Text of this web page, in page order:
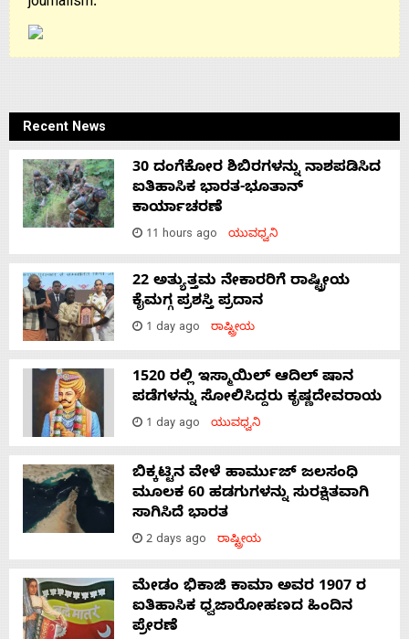
Recent News
30 ದಂಗೆಕೋರ ಶಿಬಿರಗಳನ್ನು ನಾಶಪಡಿಸಿದ
ಐತಿಹಾಸಿಕ ಭಾರತ-ಭೂತಾನ್
ಕಾರ್ಯಾಚರಣೆ
11 hours ago ಯುವಧ್ವನಿ
22 ಅತ್ಯುತ್ತಮ ನೇಕಾರರಿಗೆ ರಾಷ್ಟ್ರೀಯ
ಕೈಮಗ್ಗ ಪ್ರಶಸ್ತಿ ಪ್ರದಾನ
1 day ago ರಾಷ್ಟ್ರೀಯ
1520 ರಲ್ಲಿ ಇಸ್ಮಾಯಿಲ್ ಆದಿಲ್ ಷಾನ
ಪಡೆಗಳನ್ನು ಸೋಲಿಸಿದ್ದರು ಕೃಷ್ಣದೇವರಾಯ
1 day ago ಯುವಧ್ವನಿ
ಬಿಕ್ಕಟ್ಟಿನ ವೇಳೆ ಹಾರ್ಮುಜ್ ಜಲಸಂಧಿ
ಮೂಲಕ 60 ಹಡಗುಗಳನ್ನು ಸುರಕ್ಷಿತವಾಗಿ
ಸಾಗಿಸಿದೆ ಭಾರತ
2 days ago ರಾಷ್ಟ್ರೀಯ
ಮೇಡಂ ಭಿಕಾಜಿ ಕಾಮಾ ಅವರ 1907 ರ
ಐತಿಹಾಸಿಕ ಧ್ವಜಾರೋಹಣದ ಹಿಂದಿನ
ಪ್ರೇರಣೆ